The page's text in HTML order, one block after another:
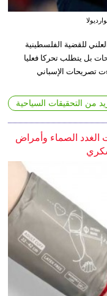
للقضية الفلسطينية
بل يتطلب تحركا فعليا
تصريحات الإسباني
من التحقيقات السياحية
الصماء وأمراض